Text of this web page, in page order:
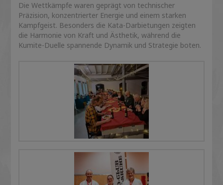
Die Wettkämpfe waren geprägt von technischer
Präzision, konzentrierter Energie und einem starken
Kampfgeist. Besonders die Kata-Darbietungen zeigten
die Harmonie von Kraft und Ästhetik, während die
Kumite-Duelle spannende Dynamik und Strategie boten.